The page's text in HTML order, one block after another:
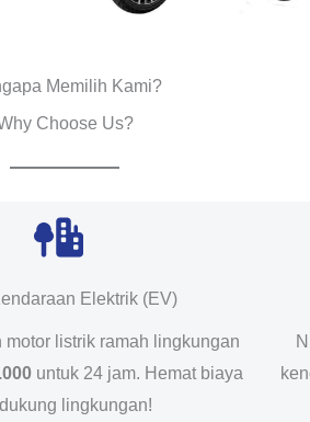
Memilih Kami?
Choose Us?
Elektrik (EV)
motor listrik ramah lingkungan
untuk 24 jam. Hemat biaya
lingkungan!